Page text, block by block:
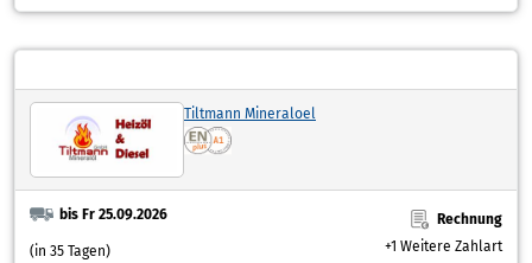
Tiltmann Mineraloel
bis Fr 25.09.2026
(in 35 Tagen)
Rechnung
+1 Weitere Zahlart